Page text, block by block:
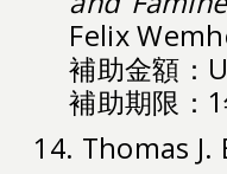
Felix
補助金額：
補助期限：
14. Thomas J.